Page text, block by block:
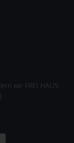
wir FREI HAUS